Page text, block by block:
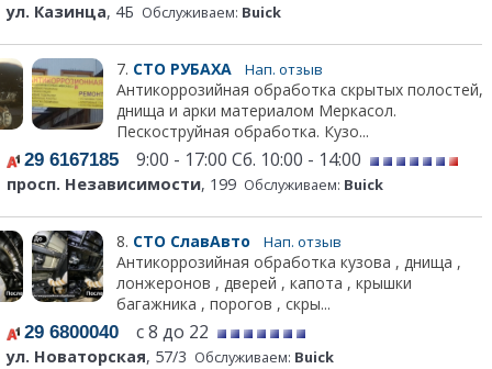
ул. Казинца, 4Б Обслуживаем: Buick
7. СТО РУБАХА Нап. отзыв
Антикоррозийная обработка скрытых полостей,
днища и арки материалом Меркасол.
Пескоструйная обработка. Кузо...
29 6167185 9:00 - 17:00 Сб. 10:00 - 14:00
просп. Независимости, 199 Обслуживаем: Buick
8. СТО СлавАвто Нап. отзыв
Антикоррозийная обработка кузова , днища ,
лонжеронов , дверей , капота , крышки
багажника , порогов , скры...
29 6800040 с 8 до 22
ул. Новаторская, 57/3 Обслуживаем: Buick